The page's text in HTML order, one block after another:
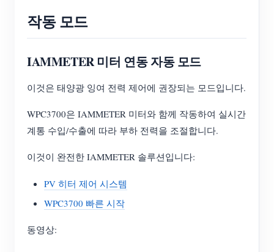
작동 모드
IAMMETER 미터 연동 자동 모드
이것은 태양광 잉여 전력 제어에 권장되는 모드입니다.
WPC3700은 IAMMETER 미터와 함께 작동하여 실시간
계통 수입/수출에 따라 부하 전력을 조절합니다.
이것이 완전한 IAMMETER 솔루션입니다:
PV 히터 제어 시스템
WPC3700 빠른 시작
동영상: